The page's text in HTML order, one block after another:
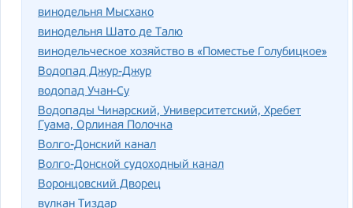
винодельня Мысхако
винодельня Шато де Талю
винодельческое хозяйство в «Поместье Голубицкое»
Водопад Джур-Джур
водопад Учан-Су
Водопады Чинарский, Университетский, Хребет
Гуама, Орлиная Полочка
Волго-Донский канал
Волго-Донской судоходный канал
Воронцовский Дворец
вулкан Тиздар